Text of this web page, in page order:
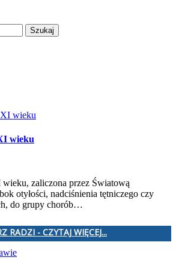
wieku
zaliczona przez Światową
otyłości, nadciśnienia tętniczego czy
do grupy chorób…
RADZI - CZYTAJ WIĘCEJ...